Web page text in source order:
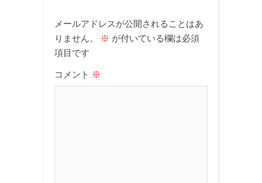
メールアドレスが公開されることはあ
りません。
※ が付いている欄は必須
項目です
コメント ※